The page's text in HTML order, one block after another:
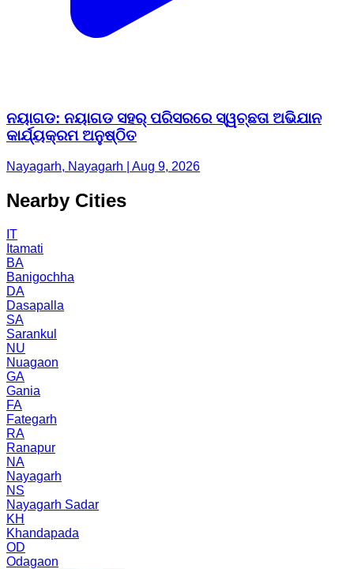
ନୟାଗଡ: ନୟାଗଡ ସହର୍ ପରିସରରେ ସ୍ୱଚ୍ଛତା ଅଭିଯାନ
କାର୍ଯ୍ୟକ୍ରମ ଅନୁଷ୍ଠିତ
Nayagarh, Nayagarh | Aug 9, 2026
Nearby Cities
IT
Itamati
BA
Banigochha
DA
Dasapalla
SA
Sarankul
NU
Nuagaon
GA
Gania
FA
Fategarh
RA
Ranapur
NA
Nayagarh
NS
Nayagarh Sadar
KH
Khandapada
OD
Odagaon